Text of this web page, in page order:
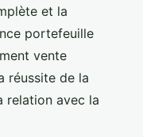
et la
portefeuille
vente
réussite de la
relation avec la